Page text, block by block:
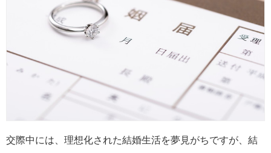
交際中には、理想化された結婚生活を夢見がちですが、結